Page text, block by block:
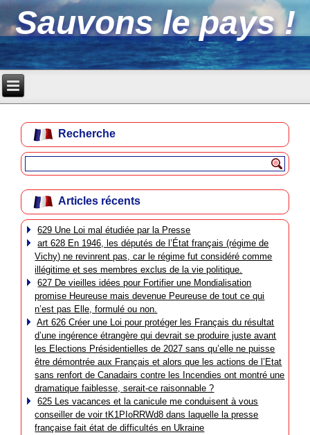
Sauvons le pays !
Recherche
Articles récents
629 Une Loi mal étudiée par la Presse
art 628 En 1946, les députés de l’État français (régime de
Vichy) ne revinrent pas, car le régime fut considéré comme
illégitime et ses membres exclus de la vie politique.
627 De vieilles idées pour Fortifier une Mondialisation
promise Heureuse mais devenue Peureuse de tout ce qui
n’est pas Elle, formulé ou non.
Art 626 Créer une Loi pour protéger les Français du résultat
d’une ingérence étrangère qui devrait se produire juste avant
les Elections Présidentielles de 2027 sans qu’elle ne puisse
être démontrée aux Français et alors que les actions de l’Etat
sans renfort de Canadairs contre les Incendies ont montré une
dramatique faiblesse, serait-ce raisonnable ?
625 Les vacances et la canicule me conduisent à vous
conseiller de voir tK1PIoRRWd8 dans laquelle la presse
française fait état de difficultés en Ukraine